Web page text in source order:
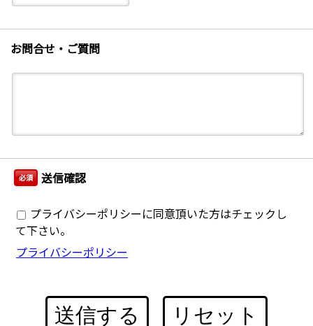
お問合せ・ご質問
必須 送信確認
プライバシーポリシーに同意頂いた方はチェックし
て下さい。
プライバシーポリシー
送信する リセット